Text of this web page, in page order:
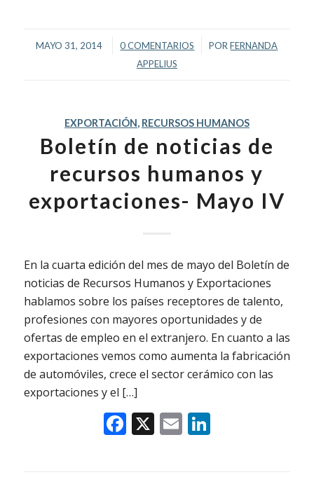
MAYO 31, 2014
/ 0 COMENTARIOS
/ PORFERNANDA
APPELIUS
EXPORTACIÓN, RECURSOS HUMANOS
Boletín de noticias de
recursos humanos y
exportaciones- Mayo IV
En la cuarta edición del mes de mayo del Boletín de
noticias de Recursos Humanos y Exportaciones
hablamos sobre los países receptores de talento,
profesiones con mayores oportunidades y de
ofertas de empleo en el extranjero. En cuanto a las
exportaciones vemos como aumenta la fabricación
de automóviles, crece el sector cerámico con las
exportaciones y el […]
Facebook
X EmailLinkedIn